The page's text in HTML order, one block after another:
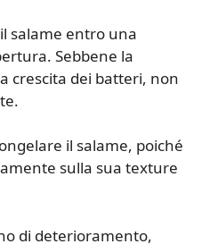
salame entro una
Sebbene la
crescita dei batteri, non
il salame, poiché
sulla sua texture
di deterioramento,